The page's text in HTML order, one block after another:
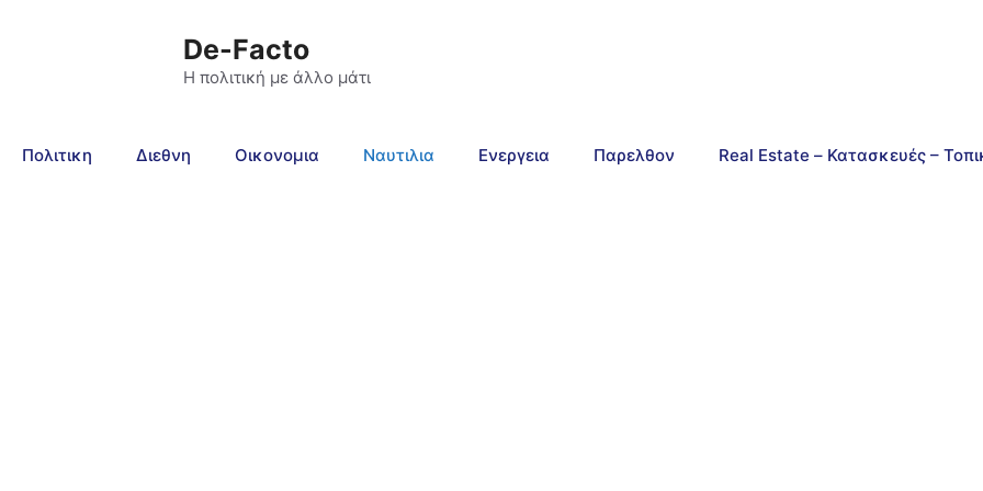
De-Facto
Η πολιτική με άλλο μάτι
Πολιτικη Διεθνη Οικονομια Ναυτιλια Ενεργεια Παρελθον Real Estate – Κατασκευές –